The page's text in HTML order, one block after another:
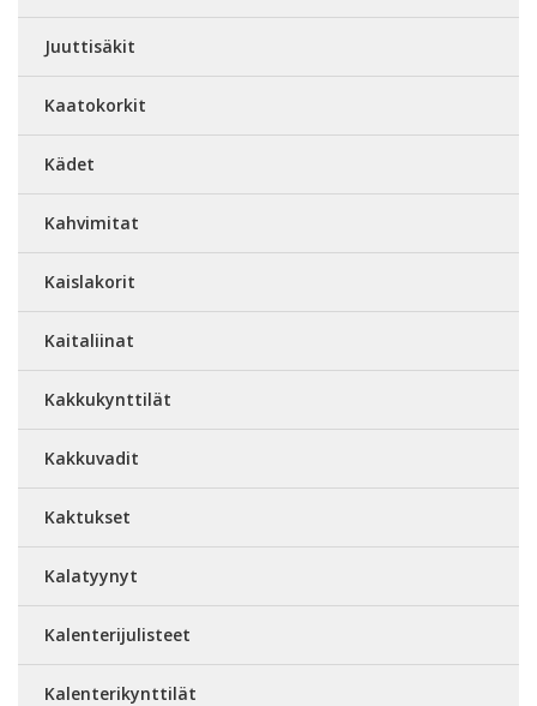
Juuttisäkit
Kaatokorkit
Kädet
Kahvimitat
Kaislakorit
Kaitaliinat
Kakkukynttilät
Kakkuvadit
Kaktukset
Kalatyynyt
Kalenterijulisteet
Kalenterikynttilät